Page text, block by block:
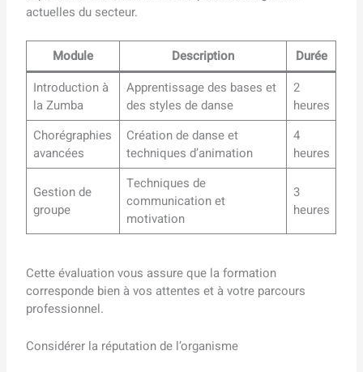
actuelles du secteur.
Module Description
Durée
Introduction à
la Zumba
Apprentissage des bases et
des styles de danse
2
heures
Chorégraphies
avancées
Création de danse et
techniques d’animation
4
heures
Gestion de
groupe
Techniques de
communication et
motivation
3
heures
Cette évaluation vous assure que la formation
corresponde bien à vos attentes et à votre parcours
professionnel.
Considérer la réputation de l’organisme